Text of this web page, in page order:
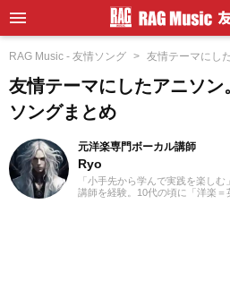
RAG Music - 友情ソング 友情テーマにし
友情テーマにしたアニソ
ソングまとめ
元洋楽専門ボーカル講師
Ryo
「小手先から学んで実践を楽し
講師を経験。10代の頃に「洋楽